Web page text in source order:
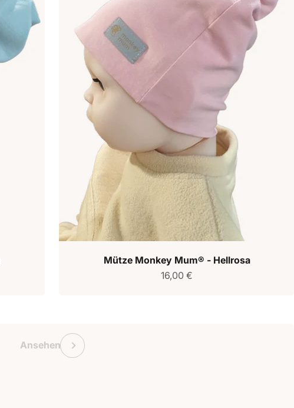
Mütze Monkey Mum® - Hellrosa
Verkaufspreis
16,00 €
AnsehenVorherige